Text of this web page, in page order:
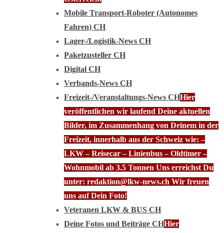
Mobile Transport-Roboter (Autonomes
Fahren) CH
Lager-/Logistik-News CH
Paketzusteller CH
Digital CH
Verbands-News CH
Freizeit-/Veranstaltungs-News CHHier
veröffentlichen wir laufend Deine aktuellen
Bilder, im Zusammenhang von Deinem in der
Freizeit, innerhalb aus der Schweiz wie: –
LKW – Reisecar – Linienbus – Oldtimer –
Wohnmobil ab 3.5 Tonnen Uns erreichst Du
unter: redaktion@lkw-news.ch Wir freuen
uns auf Dein Foto!
Veteranen LKW & BUS CH
Deine Fotos und Beiträge CHHier